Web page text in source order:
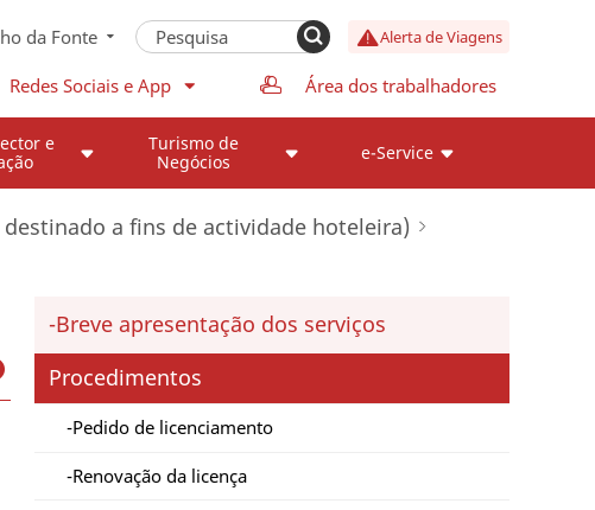
da Fonte Alerta de Viagens
Redes Sociais e App Área dos trabalhadores
e
Turismo de
Negócios
e-Service
a fins de actividade hoteleira)
Breve apresentação dos serviços
Procedimentos
Pedido de licenciamento
Renovação da licença